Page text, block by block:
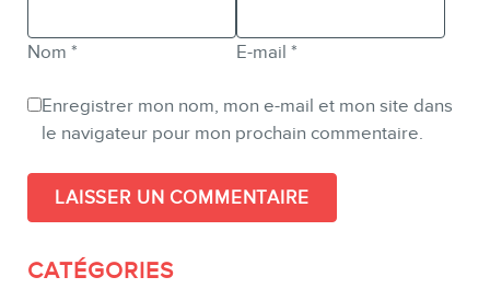
Nom * E-mail *
Enregistrer mon nom, mon e-mail et mon site dans
le navigateur pour mon prochain commentaire.
CATÉGORIES